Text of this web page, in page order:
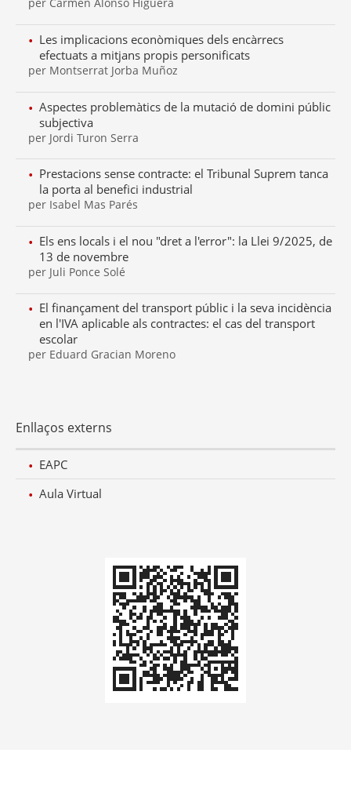
per Carmen Alonso Higuera
Les implicacions econòmiques dels encàrrecs
efectuats a mitjans propis personificats
per Montserrat Jorba Muñoz
Aspectes problemàtics de la mutació de domini públic
subjectiva
per Jordi Turon Serra
Prestacions sense contracte: el Tribunal Suprem tanca
la porta al benefici industrial
per Isabel Mas Parés
Els ens locals i el nou "dret a l'error": la Llei 9/2025, de
13 de novembre
per Juli Ponce Solé
El finançament del transport públic i la seva incidència
en l'IVA aplicable als contractes: el cas del transport
escolar
per Eduard Gracian Moreno
Enllaços externs
EAPC
Aula Virtual